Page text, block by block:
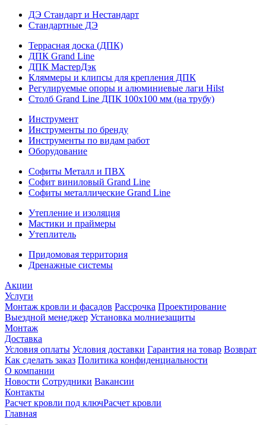
ДЭ Стандарт и Нестандарт
Стандартные ДЭ
Террасная доска (ДПК)
ДПК Grand Line
ДПК МастерДэк
Кляммеры и клипсы для крепления ДПК
Регулируемые опоры и алюминиевые лаги Hilst
Столб Grand Line ДПК 100х100 мм (на трубу)
Инструмент
Инструменты по бренду
Инструменты по видам работ
Оборудование
Софиты Металл и ПВХ
Софит виниловый Grand Line
Софиты металлические Grand Line
Утепление и изоляция
Мастики и праймеры
Утеплитель
Придомовая территория
Дренажные системы
Акции
Услуги
Монтаж кровли и фасадов Рассрочка Проектирование
Выездной менеджер Установка молниезащиты
Монтаж
Доставка
Условия оплаты Условия доставки Гарантия на товар Возврат
Как сделать заказ Политика конфиденциальности
О компании
Новости Сотрудники Вакансии
Контакты
Расчет кровли под ключРасчет кровли
Главная